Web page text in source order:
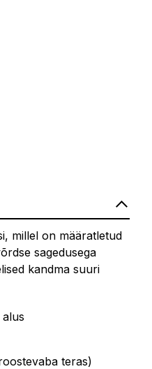
millel on määratletud
sagedusega
kandma suuri
teras)